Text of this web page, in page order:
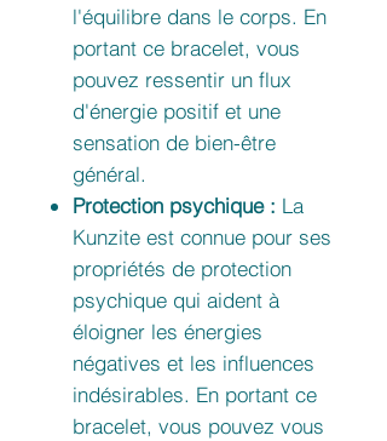
l'équilibre dans le corps. En
portant ce bracelet, vous
pouvez ressentir un flux
d'énergie positif et une
sensation de bien-être
général.
Protection psychique : La
Kunzite est connue pour ses
propriétés de protection
psychique qui aident à
éloigner les énergies
négatives et les influences
indésirables. En portant ce
bracelet, vous pouvez vous